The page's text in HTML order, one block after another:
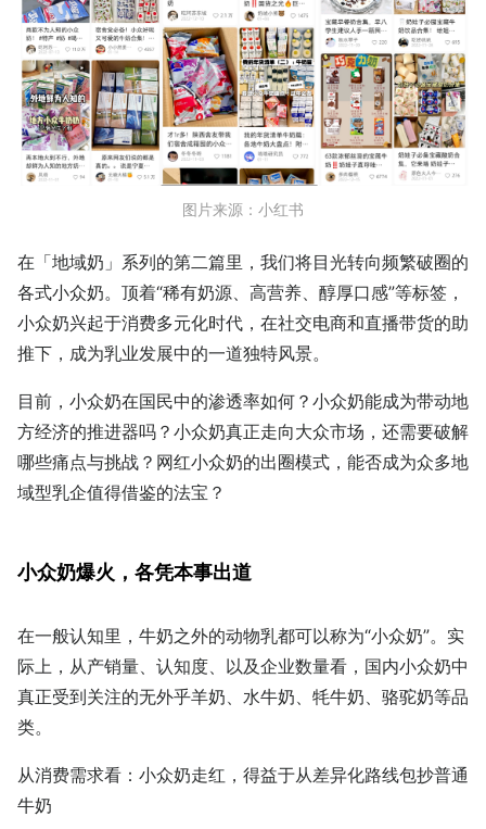
图片来源：小红书
在「地域奶」系列的第二篇里，我们将目光转向频繁破圈的
各式小众奶。顶着“稀有奶源、高营养、醇厚口感”等标签，
小众奶兴起于消费多元化时代，在社交电商和直播带货的助
推下，成为乳业发展中的一道独特风景。
目前，小众奶在国民中的渗透率如何？小众奶能成为带动地
方经济的推进器吗？小众奶真正走向大众市场，还需要破解
哪些痛点与挑战？网红小众奶的出圈模式，能否成为众多地
域型乳企值得借鉴的法宝？
小众奶爆火，各凭本事出道
在一般认知里，牛奶之外的动物乳都可以称为“小众奶”。实
际上，从产销量、认知度、以及企业数量看，国内小众奶中
真正受到关注的无外乎羊奶、水牛奶、牦牛奶、骆驼奶等品
类。
从消费需求看：小众奶走红，得益于从差异化路线包抄普通
牛奶